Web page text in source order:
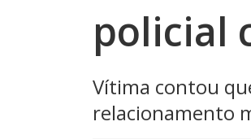
policial
Vítima contou
relacionamento